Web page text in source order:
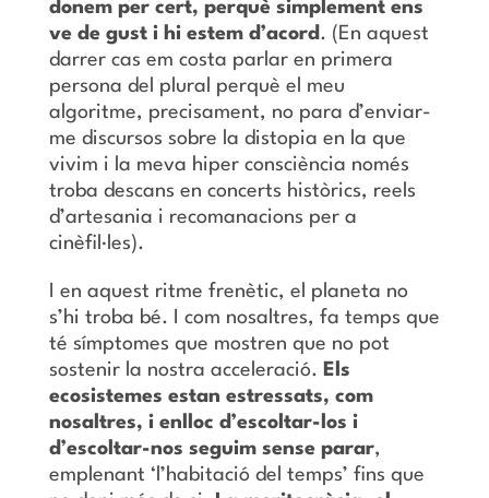
donem per cert, perquè simplement ens
ve de gust i hi estem d’acord . (En aquest
darrer cas em costa parlar en primera
persona del plural perquè el meu
algoritme, precisament, no para d’enviar-
me discursos sobre la distopia en la que
vivim i la meva hiper consciència només
troba descans en concerts històrics, reels
d’artesania i recomanacions per a
cinèfil·les).
I en aquest ritme frenètic, el planeta no
s’hi troba bé. I com nosaltres, fa temps que
té símptomes que mostren que no pot
sostenir la nostra acceleració. Els
ecosistemes estan estressats, com
nosaltres, i enlloc d’escoltar-los i
d’escoltar-nos seguim sense parar,
emplenant ‘l’habitació del temps’ fins que